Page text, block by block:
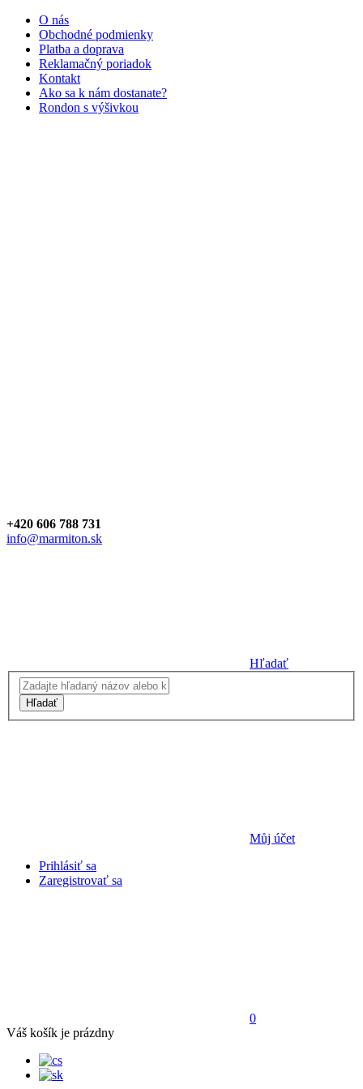
O nás
Obchodné podmienky
Platba a doprava
Reklamačný poriadok
Kontakt
Ako sa k nám dostanate?
Rondon s výšivkou
+420 606 788 731
info@marmiton.sk
Hľadať
Hľadať
Můj účet
Prihlásiť sa
Zaregistrovať sa
0
Váš košík je prázdny